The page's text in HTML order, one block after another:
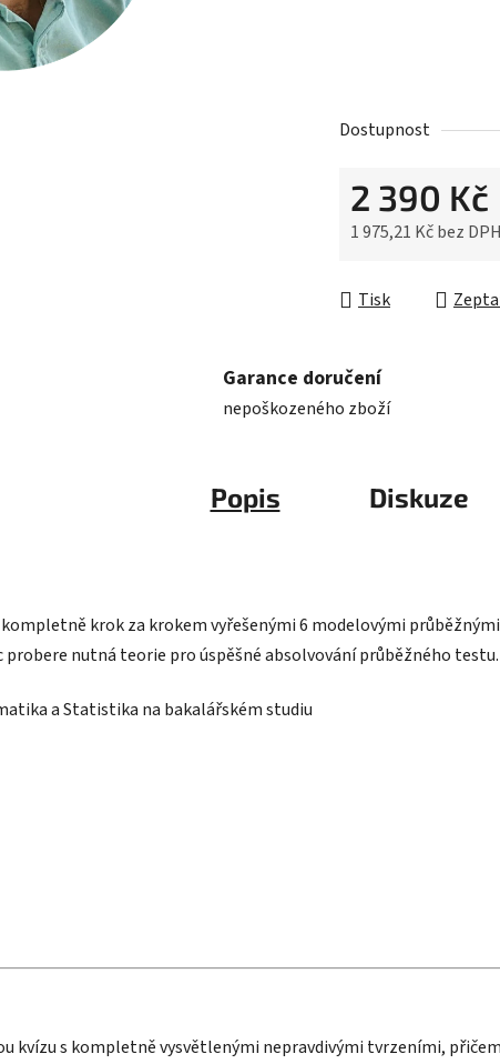
Dostupnost
2 390 Kč
1 975,21 Kč bez DPH
Tisk
Garance doručení
nepoškozeného zboží
Popis Diskuze
krok za krokem vyřešenými 6 modelovými
nutná teorie pro úspěšné absolvování průběžného
a Statistika na bakalářském studiu
kvízu s kompletně vysvětlenými nepravdivými tvrzeními,